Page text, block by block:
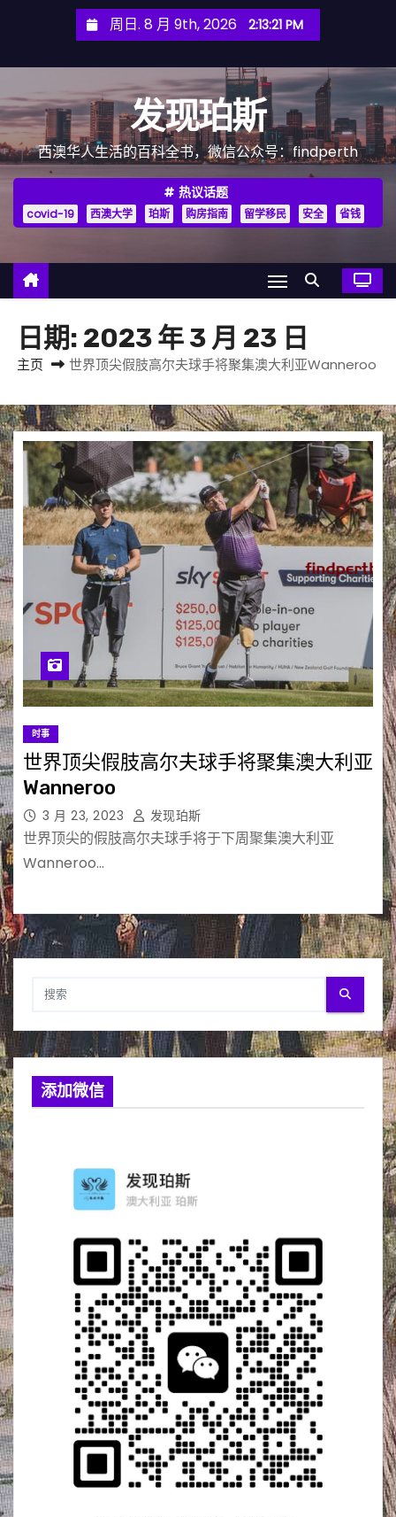
周日. 8 月 9th, 2026 2:13:22 PM
发现珀斯
西澳华人生活的百科全书，微信公众号：findperth
热议话题
covid-19 西澳大学 珀斯 购房指南 留学移民 安全 省钱
日期: 2023 年 3 月 23 日
主页 世界顶尖假肢高尔夫球手将聚集澳大利亚Wanneroo
时事
世界顶尖假肢高尔夫球手将聚集澳大利亚
Wanneroo
3 月 23, 2023 发现珀斯
世界顶尖的假肢高尔夫球手将于下周聚集澳大利亚
Wanneroo…
添加微信